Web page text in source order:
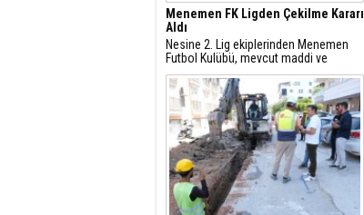
Menemen FK Ligden Çekilme Kararı
Aldı
Nesine 2. Lig ekiplerinden Menemen
Futbol Kulübü, mevcut maddi ve
manevi imkânsızlıklar nedeniyle ligden
çekilme kararı aldığını açıkladı.